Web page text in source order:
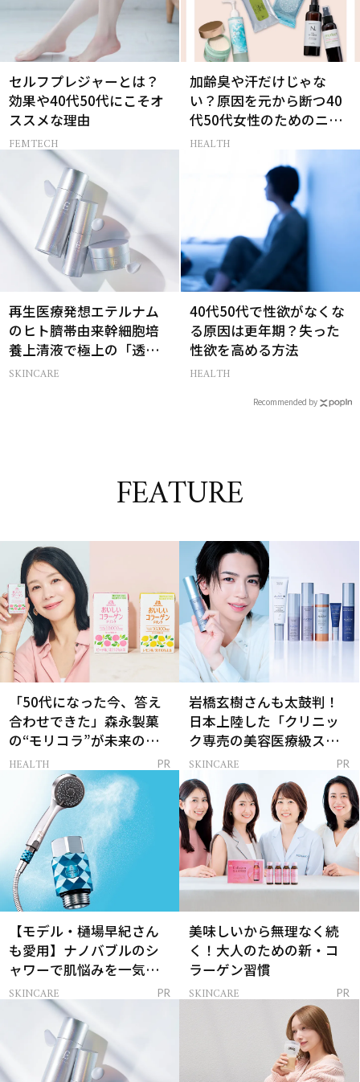
セルフプレジャーとは？
効果や40代50代にこそオ
ススメな理由
FEMTECH
加齢臭や汗だけじゃな
い？原因を元から断つ40
代50代女性のためのニオ
イケア
HEALTH
再生医療発想エテルナム
のヒト臍帯由来幹細胞培
養上清液で極上の「透明
感ハリ肌」へ
SKINCARE
40代50代で性欲がなくな
る原因は更年期？失った
性欲を高める方法
HEALTH
Recommended by
FEATURE
「50代になった今、答え
合わせできた」森永製菓
の“モリコラ”が未来のキ
レイを連れてくる！
HEALTH PR
岩橋玄樹さんも太鼓判！
日本上陸した「クリニッ
ク専売の美容医療級スキ
ンケア」
SKINCARE PR
【モデル・樋場早紀さん
も愛用】ナノバブルのシ
ャワーで肌悩みを一気に
解決
SKINCARE PR
美味しいから無理なく続
く！大人のための新・コ
ラーゲン習慣
SKINCARE PR